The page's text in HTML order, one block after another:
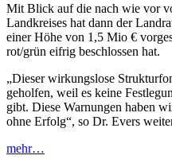
Mit Blick auf die nach wie vor
Landkreises hat dann der
einer Höhe von 1,5 Mio €
rot/grün eifrig beschlossen hat.
„Dieser wirkungslose
geholfen, weil es keine
gibt. Diese Warnungen haben
ohne Erfolg“, so Dr. Evers
mehr…